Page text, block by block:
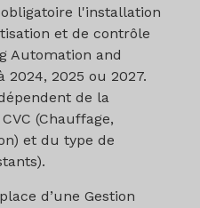
l'installation
et de contrôle
Automation and
2024, 2025 ou 2027.
de la
(Chauffage,
et du type de
d’une Gestion